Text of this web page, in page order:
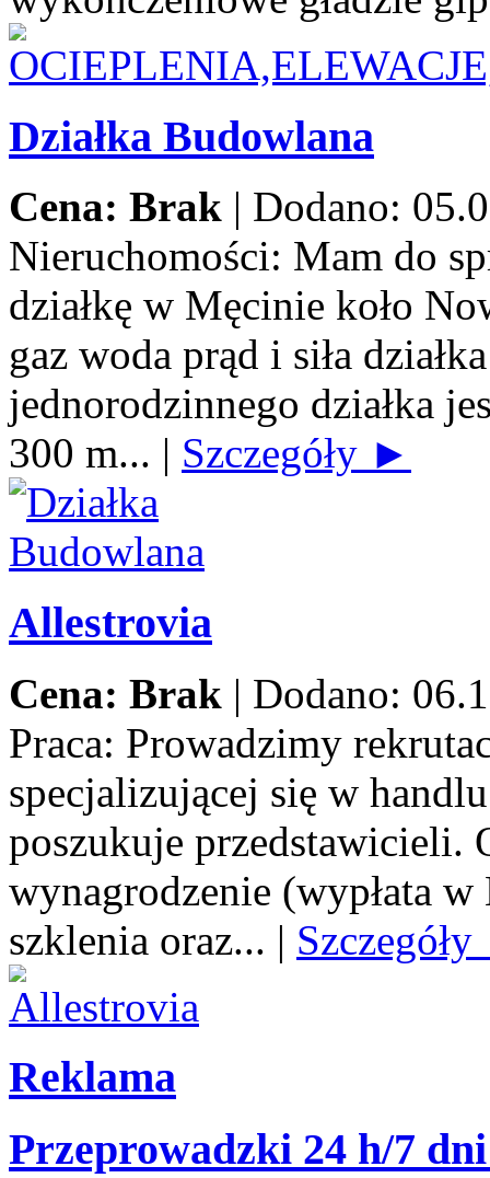
Działka Budowlana
Cena: Brak | Dodano:
Nieruchomości: Mam do
działkę w Męcinie koło
gaz woda prąd i siła
jednorodzinnego działka
300 m... | Szczegóły ►
Allestrovia
Cena: Brak | Dodano:
Praca: Prowadzimy
specjalizującej się w
poszukuje przedstawicieli.
wynagrodzenie (wypłata
szklenia oraz... |
Reklama
Przeprowadzki 24 h/7